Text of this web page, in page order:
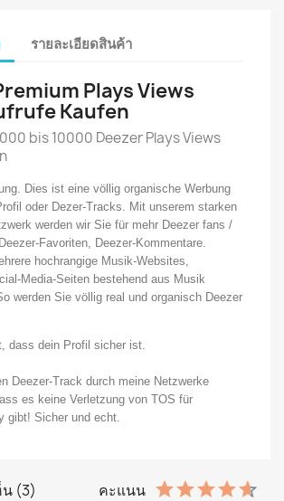
รายละเอียดสินค้า
Plays Views
Kaufen
bis 10000 Deezer Plays Views
Dies ist eine völlig organische Werbung
oder Dezer-Tracks. Mit unserem starken
werden wir Sie für mehr Deezer fans /
Favoriten, Deezer-Kommentare.
hochrangige Musik-Websites,
Media-Seiten bestehend aus Musik
werden Sie völlig real und organisch Deezer
dass dein Profil sicher ist.
Deezer-Track durch meine Netzwerke
es keine Verletzung von TOS für
gibt! Sicher und echt.
(3) คะแนน